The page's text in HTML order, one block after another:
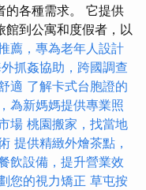
的各種需求。 它提供
館到公寓和度假者，以
薦，專為老年人設計
抓姦協助，跨國調查
適 了解卡式台胞證的
為新媽媽提供專業照
場 桃園搬家，找當地
提供精緻外燴茶點，
飲設備，提升營業效
您的視力矯正 草屯按